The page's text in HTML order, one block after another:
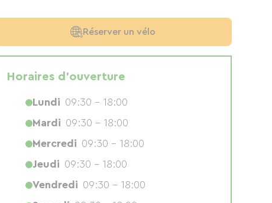
Réserver un vélo
Horaires d'ouverture
Lundi 09:30 - 18:00
Mardi 09:30 - 18:00
Mercredi 09:30 - 18:00
Jeudi 09:30 - 18:00
Vendredi 09:30 - 18:00